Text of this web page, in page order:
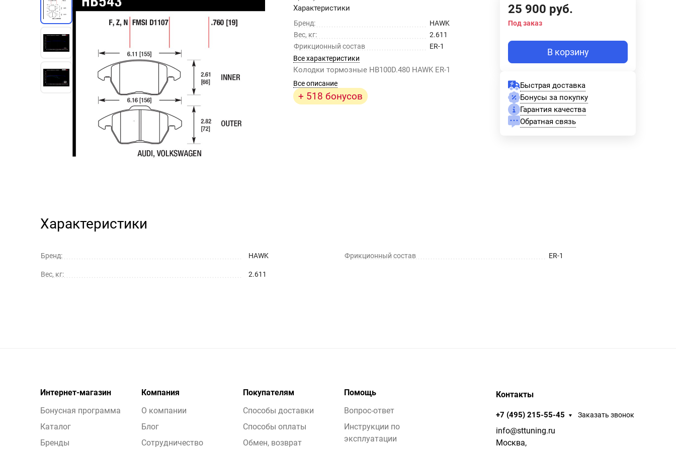
Характеристики
Бренд:
HAWK
Вес, кг:
2.611
Фрикционный состав
ER-1
Все характеристики
Колодки тормозные HB100D.480 HAWK ER-1
Все описание
+ 518 бонусов
25 900 руб.
Под заказ
В корзину
Быстрая доставка
Бонусы за покупку
Гарантия качества
Обратная связь
Характеристики
Бренд: HAWK
Вес, кг: 2.611
Фрикционный состав ER-1
Интернет-магазин
Бонусная программа
Каталог
Бренды
Компания
О компании
Блог
Сотрудничество
Покупателям
Способы доставки
Способы оплаты
Обмен, возврат
Помощь
Вопрос-ответ
Инструкции по
эксплуатации
Контакты
+7 (495) 215-55-45 Заказать звонок
info@sttuning.ru
Москва,